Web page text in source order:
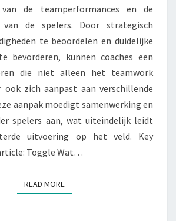
VARIËTEIT
van de teamperformances en de
de spelers. Door strategisch
te beoordelen en duidelijke
bevorderen, kunnen coaches een
die niet alleen het teamwork
zich aanpast aan verschillende
aanpak moedigt samenwerking en
spelers aan, wat uiteindelijk leidt
uitvoering op het veld. Key
Toggle Wat…
READ MOREREAD MORE